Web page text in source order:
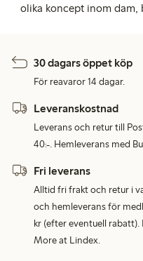
olika koncept inom dam,
30 dagars öppet köp
För reavaror 14 dagar.
Leveranskostnad
Leverans och retur till
40:-. Hemleverans med
Fri leverans
Alltid fri frakt och retur i
och hemleverans för
kr (efter eventuell
More at Lindex.